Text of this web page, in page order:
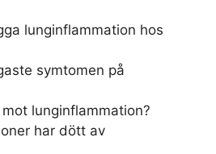
lunginflammation hos
symtomen på
lunginflammation?
har dött av